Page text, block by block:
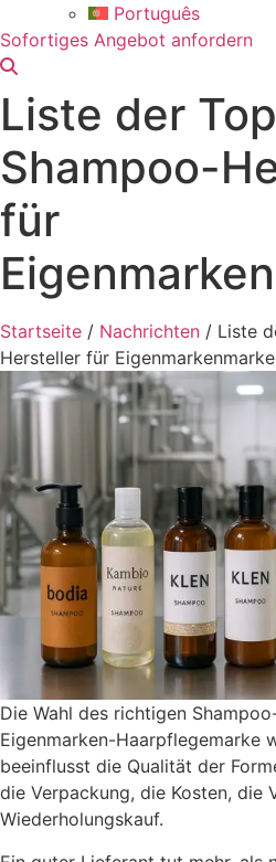
Português
Sofortiges Angebot anfordern
Liste der
Shampoo-
für
Startseite / Nachrichten / Liste
Hersteller für
Die Wahl des richtigen
Eigenmarken-Haarpflegemarke
beeinflusst die Qualität der
die Verpackung, die Kosten, die
Wiederholungskauf.